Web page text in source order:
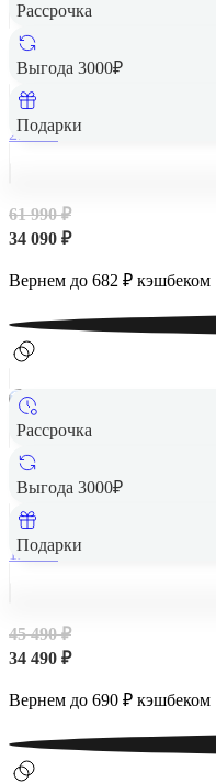
Рассрочка
Выгода 3000₽
Подарки
256 Гб
61 990 ₽
34 090 ₽
Вернем до 682 ₽ кэшбеком
Рассрочка
Выгода 3000₽
Подарки
128 Гб
45 490 ₽
34 490 ₽
Вернем до 690 ₽ кэшбеком